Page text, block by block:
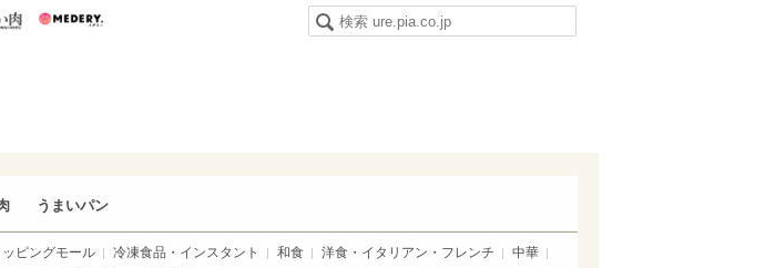
ン うまい肉
うまいパン
ピングモール 冷凍食品・インスタント 和食 洋食・イタリアン・フレンチ
中華